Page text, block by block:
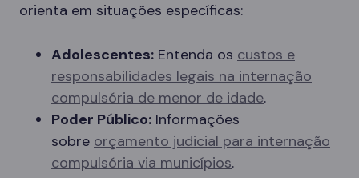
orienta em situações específicas:
Adolescentes: Entenda os custos e
responsabilidades legais na internação
compulsória de menor de idade.
Poder Público: Informações
sobre orçamento judicial para internação
compulsória via municípios.